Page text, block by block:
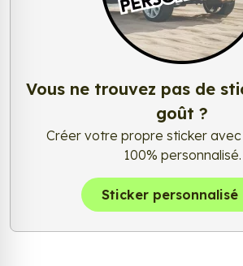
Vous ne trouvez pas de
goût ?
Créer votre propre sticker avec
100% personnalisé.
Sticker personnalisé